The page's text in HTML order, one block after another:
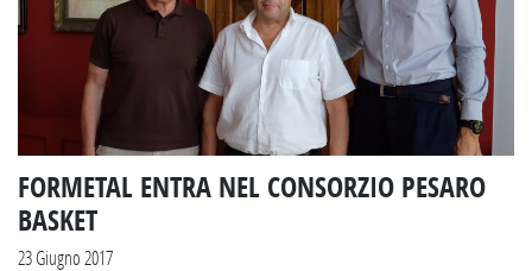
FORMETAL ENTRA NEL CONSORZIO PESARO
BASKET
23 Giugno 2017